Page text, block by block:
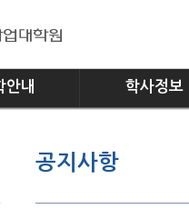
안내 학사정보
교과과정
공지사항